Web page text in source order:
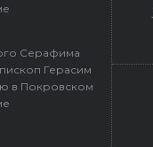
Серафима
Герасим
в Покровском